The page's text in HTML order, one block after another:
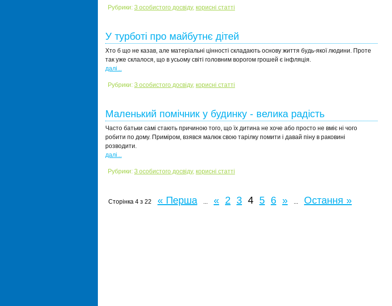
Рубрики: З особистого досвіду, корисні статті
У турботі про майбутнє дітей
Хто б що не казав, але матеріальні цінності складають основу життя будь-якої людини. Проте
так уже склалося, що в усьому світі головним ворогом грошей є інфляція.
далі...
Рубрики: З особистого досвіду, корисні статті
Маленький помічник у будинку - велика радість
Часто батьки самі стають причиною того, що їх дитина не хоче або просто не вміє ні чого
робити по дому. Приміром, взявся малюк свою тарілку помити і давай піну в раковині
розводити.
далі...
Рубрики: З особистого досвіду, корисні статті
Сторінка 4 з 22 « Перша ... « 2 3 4 5 6 » ... Остання »